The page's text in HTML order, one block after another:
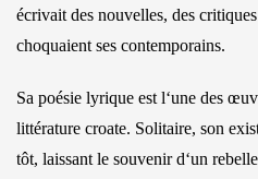
écrivait des nouvelles, des
choquaient ses contemporains.
Sa poésie lyrique est l‘une des
littérature croate. Solitaire, son
tôt, laissant le souvenir d‘un